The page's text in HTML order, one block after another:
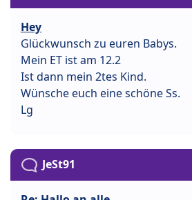
Hey
Glückwunsch zu euren Babys.
Mein ET ist am 12.2
Ist dann mein 2tes Kind.
Wünsche euch eine schöne Ss.
Lg
JeSt91